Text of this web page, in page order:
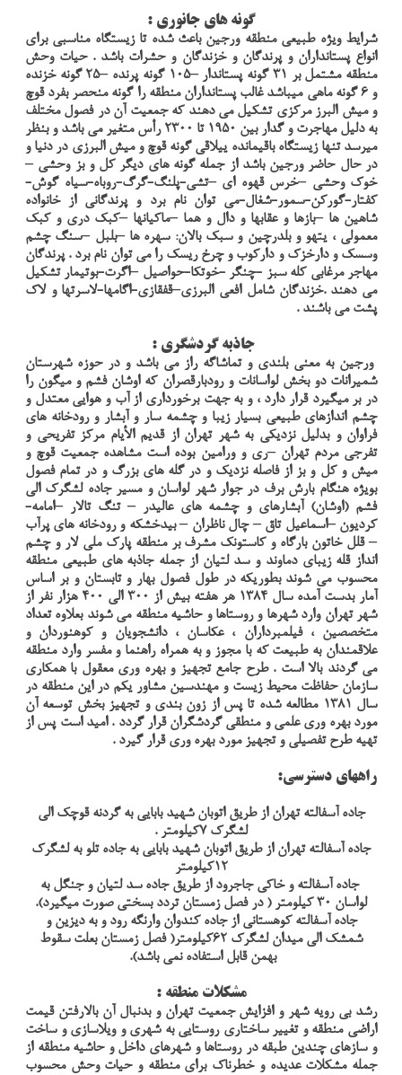
گونه هاي جانوري :
شرايط ويژه طبيعي منطقه ورجين باعث شده تا زيستگاه مناسبي براي
انواع پستانداران و پرندگان و خزندگان و حشرات باشد . حيات وحش
منطقه مشتمل بر 31 گونه پستاندار –105 گونه پرنده –25 گونه خزنده
و 6 گونه ماهي ميباشد غالب پستانداران منطقه را گونه منحصر بفرد قوچ
و ميش البرز مركزي تشكيل مي دهند كه جمعيت آن در فصول مختلف
به دليل مهاجرت و گدار بين 1950 تا 2300 رأس متغير مي باشد و بنظر
ميرسد تنها زيستگاه باقيمانده ييلاقي گونه قوچ و ميش البرزي در دنيا و
در حال حاضر ورجين باشد از جمله گونه هاي ديگر كل و بز وحشي –
خوك وحشي –خرس قهوه اي –تشي-پلنگ-گرگ-روباه-سياه گوش-
كفتار-گوركن-سمور-شغال-مي توان نام برد و پرندگاني از خانواده
شاهين ها –بازها و عقابها و دال و هما –ماكيانها –كبك دري و كبك
معمولي ، يتهو و بلدرچين و سبك بالان: سهره ها –بلبل –سنگ چشم
وسسك و دارخزك و داركوب و چرخ ريسك را مي توان نام برد . پرندگان
مهاجر مرغابي كله سبز -چنگر -خوتكا-حواصيل –اگرت-بوتيمار تشكيل
مي دهند .خزندگان شامل افعي البرزي–قفقازي-اگامها-لاسرتها و لاك
پشت مي باشند .
جاذبه گردشگري :
ورجين به معني بلندي و تماشاگه راز مي باشد و در حوزه شهرستان
شميرانات دو بخش لواسانات و رودبارقصران كه اوشان فشم و ميگون را
در بر ميگيرد قرار دارد ، و به جهت برخورداري از آب و هوايي معتدل و
چشم اندازهاي طبيعي بسيار زيبا و چشمه سار و آبشار و رودخانه هاي
فراوان و بدليل نزديكي به شهر تهران از قديم الأيام مركز تفريحي و
تفرجي مردم تهران –ري و ورامين بوده است مشاهده جمعيت قوچ و
ميش و كل و بز از فاصله نزديك و در گله هاي بزرگ و در تمام فصول
بويژه هنگام بارش برف در جوار شهر لواسان و مسير جاده لشگرك الي
فشم (اوشان) آبشارهاي و چشمه هاي عاليدر – تنگ تالار –امامه-
كرديون –اسماعيل تاق – چال ناظران – بيدخشكه و رودخانه هاي پرآب
– قلل خاتون بارگاه و كاستونك مشرف بر منطقه پارك ملي لار و چشم
انداز قله زيباي دماوند و سد لتيان از جمله جاذبه هاي طبيعي منطقه
محسوب مي شوند بطوريكه در طول فصول بهار و تابستان و بر اساس
آمار بدست آمده سال 1384 هر هفته بيش از 300 الي 400 هزار نفر از
شهر تهران وارد شهرها و روستاها و حاشيه منطقه مي شوند بعلاوه تعداد
متخصصين ، فيلمبرداران ، عكاسان ، دانشجويان و كوهنوردان و
علاقمندان به طبيعت كه با مجوز و به همراه راهنما و مفسر وارد منطقه
مي گردند بالا است . طرح جامع تجهيز و بهره وري معقول با همكاري
سازمان حفاظت محيط زيست و مهندسين مشاور يكم در اين منطقه در
سال 1381 مطالعه شده تا پس از زون بندي و تجهيز بخش توسعه آن
مورد بهره وري علمي و منطقي گردشگران قرار گردد . اميد است پس از
تهيه طرح تفصيلي و تجهيز مورد بهره وري قرار گيرد .
راههاي دسترسي:
جاده آسفالته تهران از طريق اتوبان شهيد بابايي به گردنه قوچك الي
لشگرك 7كيلومتر .
جاده آسفالته تهران از طريق اتوبان شهيد بابايي به جاده تلو به لشگرك
12كيلومتر
جاده آسفالته و خاكي جاجرود از طريق جاده سد لتيان و جنگل به
لواسان 30 كيلومتر ( در فصل زمستان تردد بسختي صورت ميگيرد).
جاده آسفالته كوهستاني از جاده كندوان وارنگه رود و به ديزين و
شمشك الي میدان لشگرک 62كيلومتر( فصل زمستان بعلت سقوط
بهمن قابل استفاده نمي باشد).
مشكلات منطقه :
رشد بي رويه شهر و افزايش جمعيت تهران و بدنبال آن بالارفتن قيمت
اراضي منطقه و تغيير ساختاري روستايي به شهري و ويلاسازي و ساخت
و سازهاي چندين طبقه در روستاها و شهرهاي داخل و حاشيه منطقه از
جمله مشكلات عديده و خطرناك براي منطقه و حيات وحش محسوب